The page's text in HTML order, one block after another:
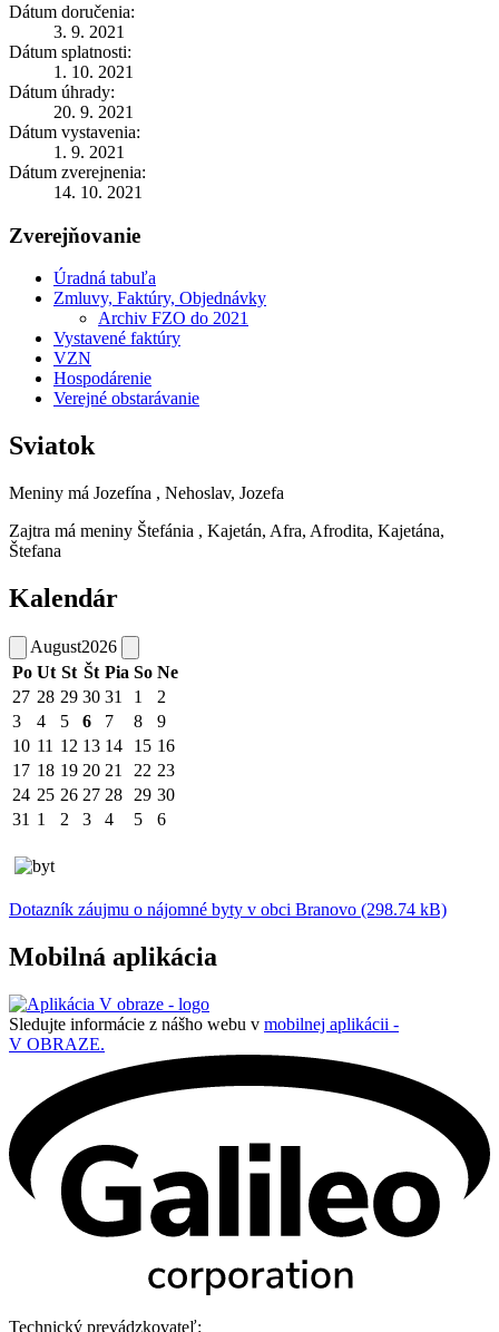
Dátum doručenia:
3. 9. 2021
Dátum splatnosti:
1. 10. 2021
Dátum úhrady:
20. 9. 2021
Dátum vystavenia:
1. 9. 2021
Dátum zverejnenia:
14. 10. 2021
Zverejňovanie
Úradná tabuľa
Zmluvy, Faktúry, Objednávky
Archiv FZO do 2021
Vystavené faktúry
VZN
Hospodárenie
Verejné obstarávanie
Sviatok
Meniny má Jozefína , Nehoslav, Jozefa
Zajtra má meniny Štefánia , Kajetán, Afra, Afrodita, Kajetána,
Štefana
Kalendár
August2026
Po Ut St Št Pia So Ne
27 28 29 30 31 1
2
3
4 5 6 7 8
9
10 11 12 13 14 15 16
17 18 19 20 21 22 23
24 25 26 27 28 29 30
31 1 2 3 4 5 6
Dotazník záujmu o nájomné byty v obci Branovo (298.74 kB)
Mobilná aplikácia
Sledujte informácie z nášho webu v mobilnej aplikácii -
V OBRAZE.
Technický prevádzkovateľ: